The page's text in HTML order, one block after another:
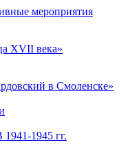
мероприятия
XVII века»
в Смоленске»
1945 гг.